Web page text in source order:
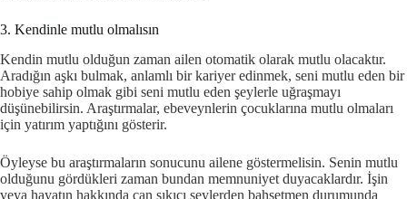
3. Kendinle mutlu olmalısın
Kendin mutlu olduğun zaman ailen otomatik olarak mutlu olacaktır.
Aradığın aşkı bulmak, anlamlı bir kariyer edinmek, seni mutlu eden bir
hobiye sahip olmak gibi seni mutlu eden şeylerle uğraşmayı
düşünebilirsin. Araştırmalar, ebeveynlerin çocuklarına mutlu olmaları
için yatırım yaptığını gösterir.
Öyleyse bu araştırmaların sonucunu ailene göstermelisin. Senin mutlu
olduğunu gördükleri zaman bundan memnuniyet duyacaklardır. İşin
veya hayatın hakkında can sıkıcı şeylerden bahsetmen durumunda